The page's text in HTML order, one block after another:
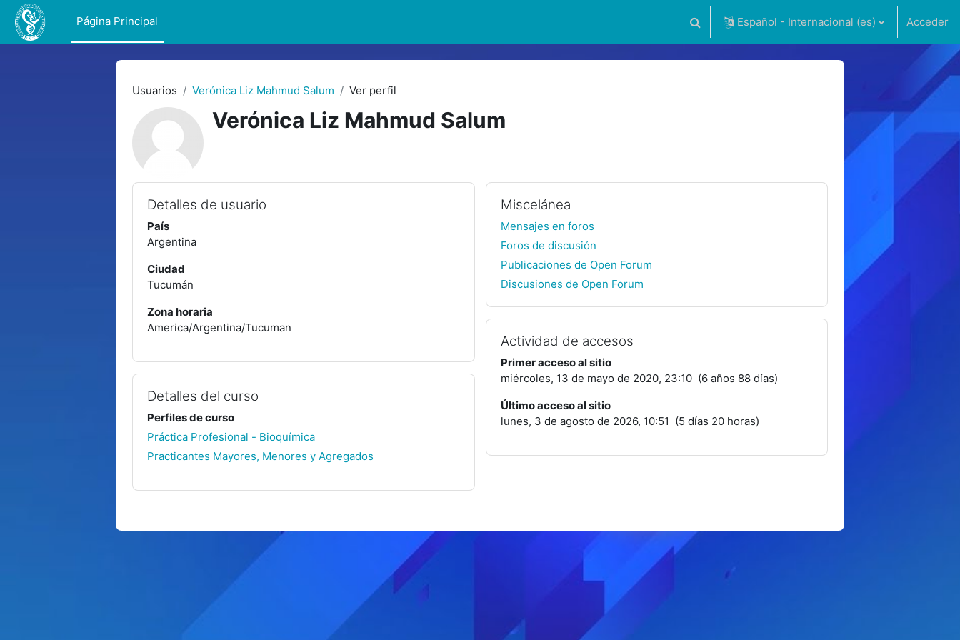
Salta al contenido principal
Página Principal
Selector de búsqueda de entrada
Español - Internacional ‎(es)‎ Acceder
Usuarios Verónica Liz Mahmud Salum Ver perfil
Verónica Liz Mahmud Salum
Detalles de usuario
País
Argentina
Ciudad
Tucumán
Zona horaria
America/Argentina/Tucuman
Detalles del curso
Perfiles de curso
Práctica Profesional - Bioquímica
Practicantes Mayores, Menores y Agregados
Miscelánea
Mensajes en foros
Foros de discusión
Publicaciones de Open Forum
Discusiones de Open Forum
Actividad de accesos
Primer acceso al sitio
miércoles, 13 de mayo de 2020, 23:10 (6 años 88 días)
Último acceso al sitio
lunes, 3 de agosto de 2026, 10:51 (5 días 20 horas)